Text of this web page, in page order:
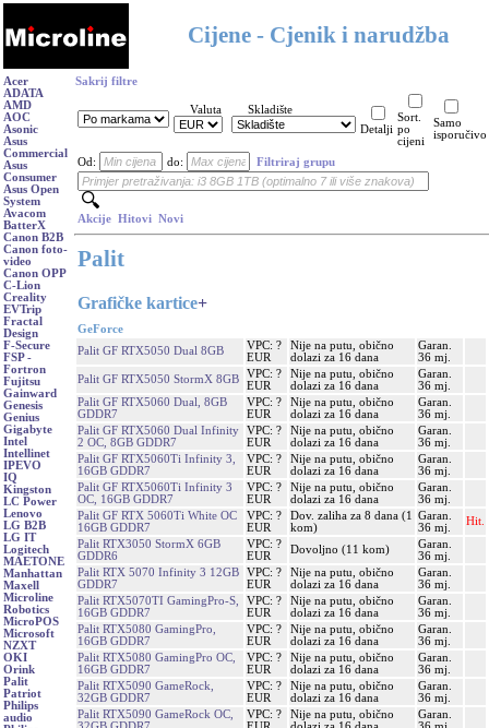
Cijene - Cjenik i narudžba
Acer
ADATA
AMD
AOC
Asonic
Asus
Commercial
Asus
Consumer
Asus Open
System
Avacom
BatterX
Canon B2B
Canon foto-
video
Canon OPP
C-Lion
Creality
EVTrip
Fractal
Design
F-Secure
FSP -
Fortron
Fujitsu
Gainward
Genesis
Genius
Gigabyte
Intel
Intellinet
IPEVO
IQ
Kingston
LC Power
Lenovo
LG B2B
LG IT
Logitech
MAETONE
Manhattan
Maxell
Microline
Robotics
MicroPOS
Microsoft
NZXT
OKI
Orink
Palit
Patriot
Philips
audio
Sakrij filtre
Valuta
Skladište
Detalji
Sort.
po
cijeni
Samo
isporučivo
Od: do: Filtriraj grupu
Akcije Hitovi Novi
Palit
Grafičke kartice+
GeForce
Palit GF RTX5050 Dual 8GB
VPC: ?
EUR
Nije na putu, obično
dolazi za 16 dana
Garan.
36 mj.
Palit GF RTX5050 StormX 8GB
VPC: ?
EUR
Nije na putu, obično
dolazi za 16 dana
Garan.
36 mj.
Palit GF RTX5060 Dual, 8GB
GDDR7
VPC: ?
EUR
Nije na putu, obično
dolazi za 16 dana
Garan.
36 mj.
Palit GF RTX5060 Dual Infinity
2 OC, 8GB GDDR7
VPC: ?
EUR
Nije na putu, obično
dolazi za 16 dana
Garan.
36 mj.
Palit GF RTX5060Ti Infinity 3,
16GB GDDR7
VPC: ?
EUR
Nije na putu, obično
dolazi za 16 dana
Garan.
36 mj.
Palit GF RTX5060Ti Infinity 3
OC, 16GB GDDR7
VPC: ?
EUR
Nije na putu, obično
dolazi za 16 dana
Garan.
36 mj.
Palit GF RTX 5060Ti White OC
16GB GDDR7
VPC: ?
EUR
Dov. zaliha za 8 dana (1
kom)
Garan.
36 mj.
Hit.
Palit RTX3050 StormX 6GB
GDDR6
VPC: ?
EUR
Dovoljno (11 kom)
Garan.
36 mj.
Palit RTX 5070 Infinity 3 12GB
GDDR7
VPC: ?
EUR
Nije na putu, obično
dolazi za 16 dana
Garan.
36 mj.
Palit RTX5070TI GamingPro-S,
16GB GDDR7
VPC: ?
EUR
Nije na putu, obično
dolazi za 16 dana
Garan.
36 mj.
Palit RTX5080 GamingPro,
16GB GDDR7
VPC: ?
EUR
Nije na putu, obično
dolazi za 16 dana
Garan.
36 mj.
Palit RTX5080 GamingPro OC,
16GB GDDR7
VPC: ?
EUR
Nije na putu, obično
dolazi za 16 dana
Garan.
36 mj.
Palit RTX5090 GameRock,
32GB GDDR7
VPC: ?
EUR
Nije na putu, obično
dolazi za 16 dana
Garan.
36 mj.
Palit RTX5090 GameRock OC,
VPC: ?
Nije na putu, obično
Garan.